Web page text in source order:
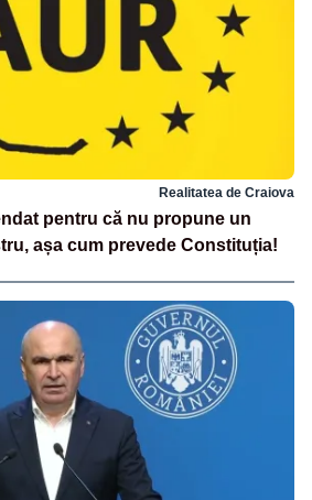
Realitatea de Craiova
pentru că nu propune un
așa cum prevede Constituția!